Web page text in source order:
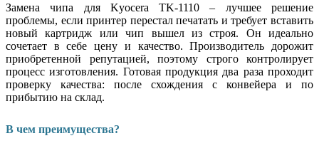
Замена чипа для Kyocera TK-1110 – лучшее решение
проблемы, если принтер перестал печатать и требует вставить
новый картридж или чип вышел из строя. Он идеально
сочетает в себе цену и качество. Производитель дорожит
приобретенной репутацией, поэтому строго контролирует
процесс изготовления. Готовая продукция два раза проходит
проверку качества: после схождения с конвейера и по
прибытию на склад.
В чем преимущества?